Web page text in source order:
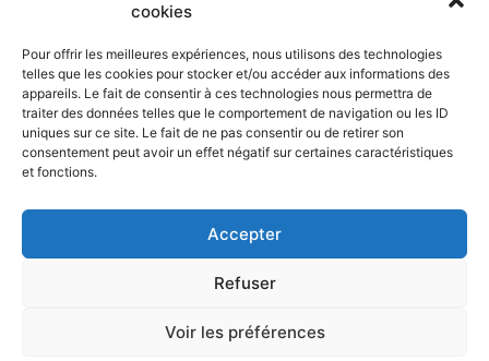
cookies
Pour offrir les meilleures expériences, nous utilisons des technologies
telles que les cookies pour stocker et/ou accéder aux informations des
appareils. Le fait de consentir à ces technologies nous permettra de
traiter des données telles que le comportement de navigation ou les ID
uniques sur ce site. Le fait de ne pas consentir ou de retirer son
consentement peut avoir un effet négatif sur certaines caractéristiques
et fonctions.
Accepter
Refuser
Voir les préférences
samedi du mois, puis vendredi, puis samedi etc..., a Belbex (6
minuit...
La cotisation annuelle est de 10 € (mais le trésorier est indulgent
envers les curieux qui viennent une fois comme ça ...)Donc, si
cela vous dit, n'hésitez pas !
L'angle du jeu - 5 rue Marchande, 15000 Aurillac